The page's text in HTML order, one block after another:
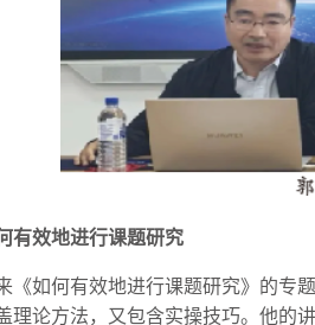
有效地进行课题研究
《如何有效地进行课题研究》的专
理论方法，又包含实操技巧。他的